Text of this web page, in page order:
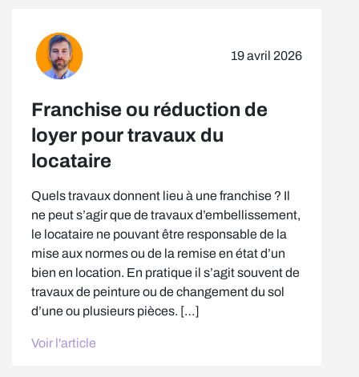
19 avril 2026
Franchise ou réduction de
loyer pour travaux du
locataire
Quels travaux donnent lieu à une franchise ? Il
ne peut s’agir que de travaux d’embellissement,
le locataire ne pouvant être responsable de la
mise aux normes ou de la remise en état d’un
bien en location. En pratique il s’agit souvent de
travaux de peinture ou de changement du sol
d’une ou plusieurs pièces. […]
Voir l'article